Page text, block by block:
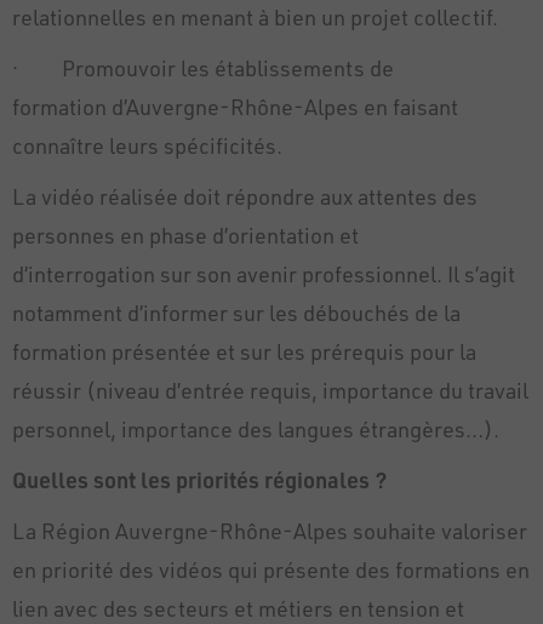
relationnelles en menant à bien un projet collectif.
· Promouvoir les établissements de
formation d’Auvergne-Rhône-Alpes en faisant
connaître leurs spécificités.
La vidéo réalisée doit répondre aux attentes des
personnes en phase d’orientation et
d’interrogation sur son avenir professionnel. Il s’agit
notamment d’informer sur les débouchés de la
formation présentée et sur les prérequis pour la
réussir (niveau d’entrée requis, importance du travail
personnel, importance des langues étrangères…).
Quelles sont les priorités régionales ?
La Région Auvergne-Rhône-Alpes souhaite valoriser
en priorité des vidéos qui présente des formations en
lien avec des secteurs et métiers en tension et